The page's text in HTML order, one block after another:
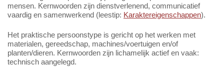
mensen. Kernwoorden zijn dienstverlenend, communicatief
vaardig en samenwerkend (leestip: Karaktereigenschappen).
Het praktische persoonstype is gericht op het werken met
materialen, gereedschap, machines/voertuigen en/of
planten/dieren. Kernwoorden zijn lichamelijk actief en vaak:
technisch aangelegd.